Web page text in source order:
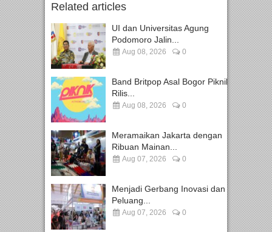
Related articles
UI dan Universitas Agung
Podomoro Jalin...
Aug 08, 2026 0
Band Britpop Asal Bogor Piknik
Rilis...
Aug 08, 2026 0
Meramaikan Jakarta dengan
Ribuan Mainan...
Aug 07, 2026 0
Menjadi Gerbang Inovasi dan
Peluang...
Aug 07, 2026 0